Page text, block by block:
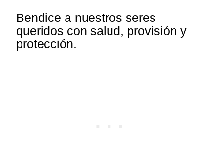
Bendice a nuestros seres
queridos con salud, provisión y
protección.